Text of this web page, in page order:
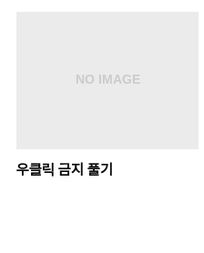
우클릭 금지 풀기